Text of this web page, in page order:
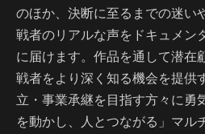
のほか、決断に至るまでの迷い
戦者のリアルな声をドキュメン
に届けます。作品を通して潜在
戦者をより深く知る機会を提供
立・事業承継を目指す方々に勇
を動かし、人とつながる」マル